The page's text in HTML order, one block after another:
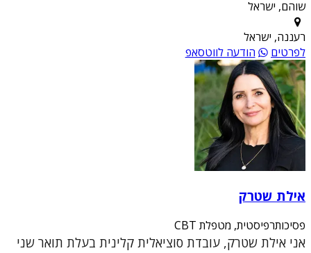
שוהם, ישראל
רעננה, ישראל
לפרטים
הודעה לווטסאפ
אילת שטרק
פסיכותרפיסטית, מטפלת CBT
אני אילת שטרק, עובדת סוציאלית קלינית בעלת תואר שני